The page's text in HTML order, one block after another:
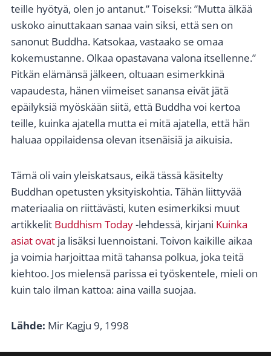
teille hyötyä, olen jo antanut.” Toiseksi: ”Mutta älkää
uskoko ainuttakaan sanaa vain siksi, että sen on
sanonut Buddha. Katsokaa, vastaako se omaa
kokemustanne. Olkaa opastavana valona itsellenne.”
Pitkän elämänsä jälkeen, oltuaan esimerkkinä
vapaudesta, hänen viimeiset sanansa eivät jätä
epäilyksiä myöskään siitä, että Buddha voi kertoa
teille, kuinka ajatella mutta ei mitä ajatella, että hän
haluaa oppilaidensa olevan itsenäisiä ja aikuisia.
Tämä oli vain yleiskatsaus, eikä tässä käsitelty
Buddhan opetusten yksityiskohtia. Tähän liittyvää
materiaalia on riittävästi, kuten esimerkiksi muut
artikkelit Buddhism Today-lehdessä, kirjani Kuinka
asiat ovat ja lisäksi luennoistani. Toivon kaikille aikaa
ja voimia harjoittaa mitä tahansa polkua, joka teitä
kiehtoo. Jos mielensä parissa ei työskentele, mieli on
kuin talo ilman kattoa: aina vailla suojaa.
Lähde: Mir Kagju 9, 1998